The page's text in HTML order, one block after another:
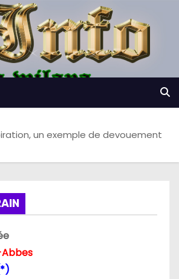
un exemple de devouement